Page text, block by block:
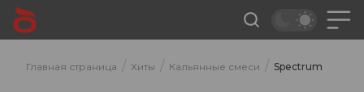
Главная страница / Хиты / Кальянные смеси / Spectrum